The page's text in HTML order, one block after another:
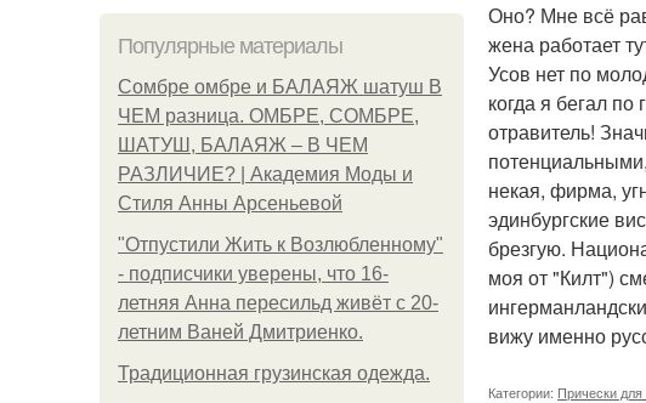
Популярные материалы
Сомбре омбре и БАЛАЯЖ шатуш В
ЧЕМ разница. ОМБРЕ, СОМБРЕ,
ШАТУШ, БАЛАЯЖ – В ЧЕМ
РАЗЛИЧИЕ? | Академия Моды и
Стиля Анны Арсеньевой
"Отпустили Жить к Возлюбленному"
- подписчики уверены, что 16-
летняя Анна пересильд живёт с 20-
летним Ваней Дмитриенко.
Традиционная грузинская одежда.
Оно? Мне всё
жена работает
Усов нет по
когда я бегал
отравитель!
некая, фирма,
эдинбургские
брезгую.
моя от "Килт")
вижу именно
Категории: Прически для